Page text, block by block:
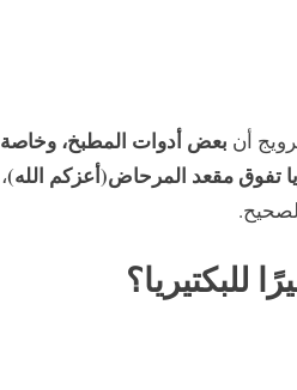
أن بعض أدوات المطبخ، وخاصة
تفوق مقعد المرحاض(أعزكم الله)،
للبكتيريا؟